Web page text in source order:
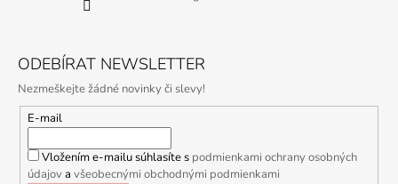
ODEBÍRAT NEWSLETTER
Nezmeškejte žádné novinky či slevy!
E-mail
Vložením e-mailu súhlasíte s podmienkami ochrany osobných
údajovavšeobecnými obchodnými podmienkami